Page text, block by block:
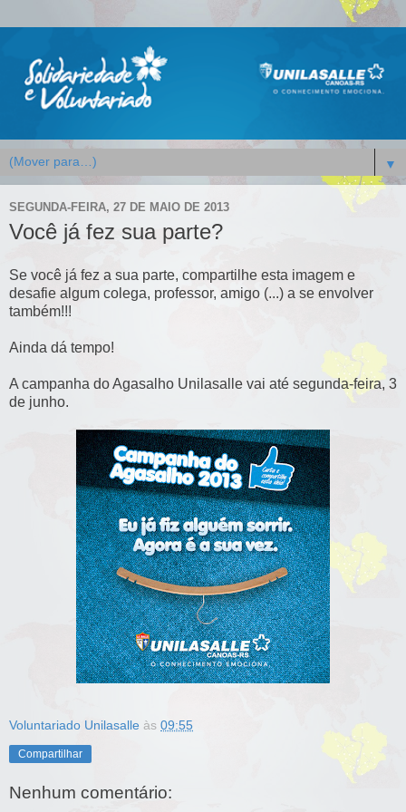
▼
SEGUNDA-FEIRA, 27 DE MAIO DE 2013
Você já fez sua parte?
Se você já fez a sua parte, compartilhe esta imagem e
desafie algum colega, professor, amigo (...) a se envolver
também!!!
Ainda dá tempo!
A campanha do Agasalho Unilasalle vai até segunda-feira, 3
de junho.
Voluntariado Unilasalle às 09:55
Compartilhar
Nenhum comentário: